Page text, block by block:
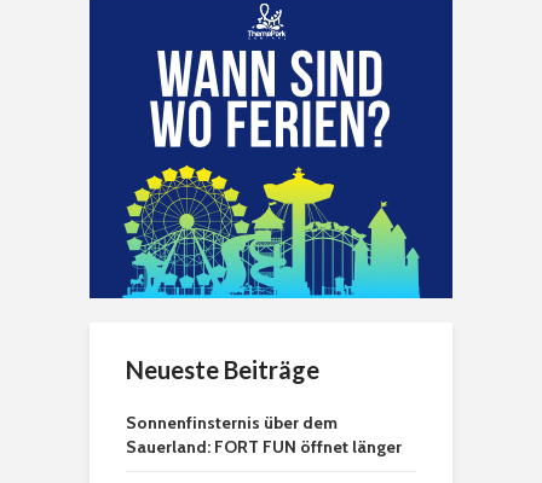
Neueste Beiträge
Sonnenfinsternis über dem
Sauerland: FORT FUN öffnet länger